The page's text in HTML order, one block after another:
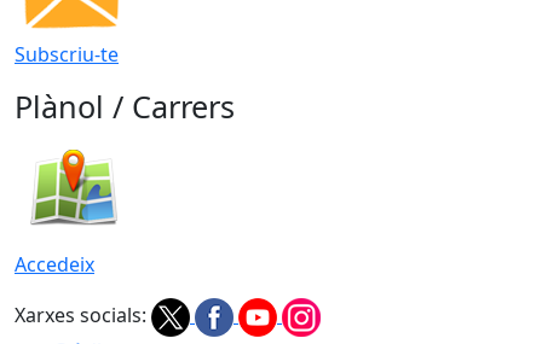
Subscriu-te
Plànol / Carrers
Accedeix
Xarxes socials: